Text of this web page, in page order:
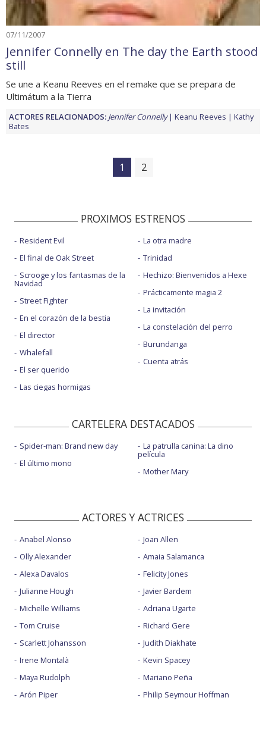
07/11/2007
Jennifer Connelly en The day the Earth stood
still
Se une a Keanu Reeves en el remake que se prepara de
Ultimátum a la Tierra
ACTORES RELACIONADOS: Jennifer Connelly Keanu Reeves
Kathy
Bates
1 2
PROXIMOS ESTRENOS
Resident Evil
El final de Oak Street
Scrooge y los fantasmas de la
Navidad
Street Fighter
En el corazón de la bestia
El director
Whalefall
El ser querido
Las ciegas hormigas
La otra madre
Trinidad
Hechizo: Bienvenidos a Hexe
Prácticamente magia 2
La invitación
La constelación del perro
Burundanga
Cuenta atrás
CARTELERA DESTACADOS
Spider-man: Brand new day
El último mono
La patrulla canina: La dino
película
Mother Mary
ACTORES Y ACTRICES
Anabel Alonso
Olly Alexander
Alexa Davalos
Julianne Hough
Michelle Williams
Tom Cruise
Scarlett Johansson
Irene Montalà
Maya Rudolph
Arón Piper
Joan Allen
Amaia Salamanca
Felicity Jones
Javier Bardem
Adriana Ugarte
Richard Gere
Judith Diakhate
Kevin Spacey
Mariano Peña
Philip Seymour Hoffman